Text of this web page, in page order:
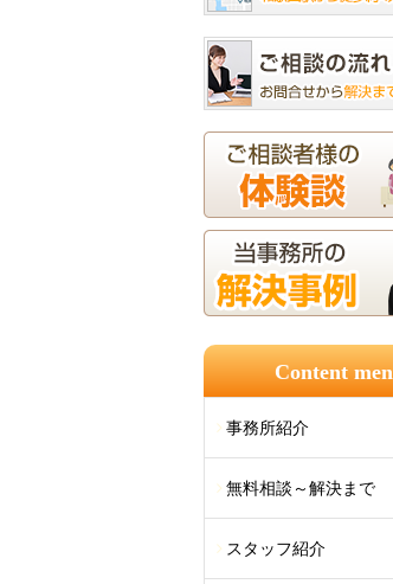
Content
事務所紹介
無料相談～解決まで
スタッフ紹介